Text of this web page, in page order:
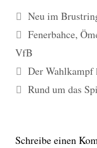
Kategorien
Neu im
Schlagwörter
Fenerbahce,
VfB
Der Wahlkampf
Rund um das
Schreibe einen